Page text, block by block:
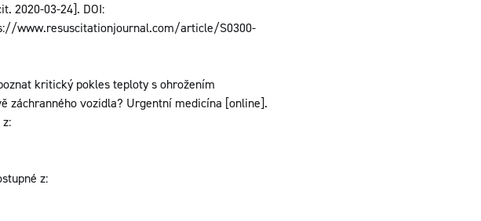
2020-03-24]. DOI:
www.resuscitationjournal.com/article/S0300-
kritický pokles teploty s ohrožením
záchranného vozidla? Urgentní medicína [online].
z: